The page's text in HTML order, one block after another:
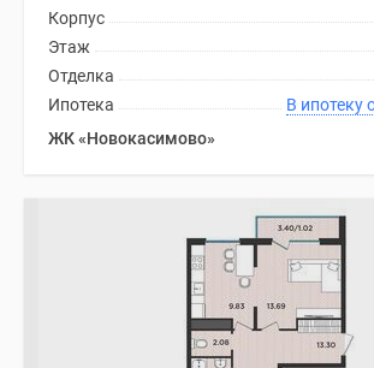
Корпус
Этаж
Отделка
Ипотека
ЖК «Новокасимово»